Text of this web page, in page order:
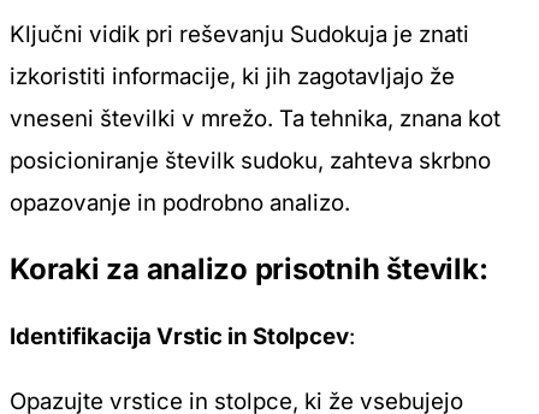
Ključni vidik pri reševanju Sudokuja je znati
izkoristiti informacije, ki jih zagotavljajo že
vneseni številki v mrežo. Ta tehnika, znana kot
posicioniranje številk sudoku, zahteva skrbno
opazovanje in podrobno analizo.
Koraki za analizo prisotnih številk:
Identifikacija Vrstic in Stolpcev:
Opazujte vrstice in stolpce, ki že vsebujejo